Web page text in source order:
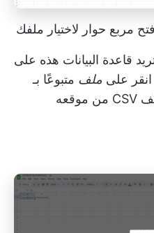
مربع حوار لاختيار ملفك
قاعدة البيانات هذه على
على ملف متبوعًا بـ
. يمكنك الآن اختيار ملف CSV من موقعه